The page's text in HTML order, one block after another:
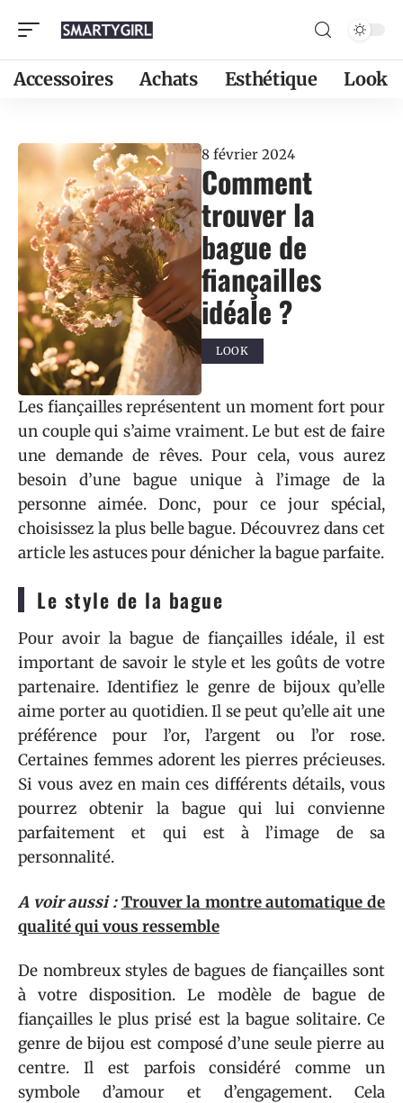
Accessoires Achats Esthétique Look
8 février 2024
Comment
trouver la
bague de
fiançailles
idéale ?
LOOK
Les fiançailles représentent un moment fort pour
un couple qui s’aime vraiment. Le but est de faire
une demande de rêves. Pour cela, vous aurez
besoin d’une bague unique à l’image de la
personne aimée. Donc, pour ce jour spécial,
choisissez la plus belle bague. Découvrez dans cet
article les astuces pour dénicher la bague parfaite.
Le style de la bague
Pour avoir la bague de fiançailles idéale, il est
important de savoir le style et les goûts de votre
partenaire. Identifiez le genre de bijoux qu’elle
aime porter au quotidien. Il se peut qu’elle ait une
préférence pour l’or, l’argent ou l’or rose.
Certaines femmes adorent les pierres précieuses.
Si vous avez en main ces différents détails, vous
pourrez obtenir la bague qui lui convienne
parfaitement et qui est à l’image de sa
personnalité.
A voir aussi : Trouver la montre automatique de
qualité qui vous ressemble
De nombreux styles de bagues de fiançailles sont
à votre disposition. Le modèle de bague de
fiançailles le plus prisé est la bague solitaire. Ce
genre de bijou est composé d’une seule pierre au
centre. Il est parfois considéré comme un
symbole d’amour et d’engagement. Cela